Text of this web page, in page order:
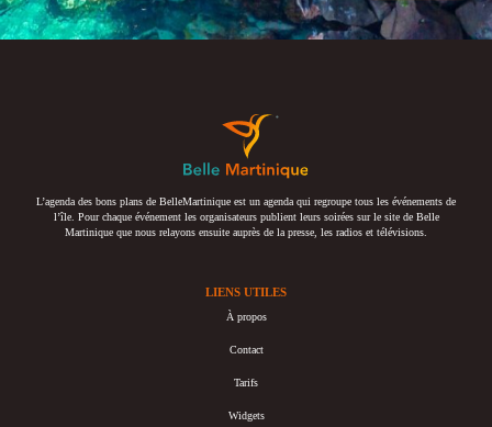
L’agenda des bons plans de BelleMartinique est un agenda qui regroupe tous les événements de
l’île. Pour chaque événement les organisateurs publient leurs soirées sur le site de Belle
Martinique que nous relayons ensuite auprès de la presse, les radios et télévisions.
LIENS UTILES
À propos
Contact
Tarifs
Widgets